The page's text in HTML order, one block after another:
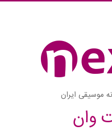
موسیقی ایران
وان